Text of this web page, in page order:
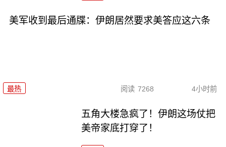
美军收到最后通牒：伊朗居然要求美答应这六条
最热 阅读 7268 4小时前
五角大楼急疯了！伊朗这场仗把
美帝家底打穿了！